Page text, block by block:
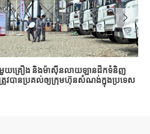
មួយ​គ្រឿង និង​ម៉ាស៊ីន​លាយ​ឡាន​ដឹក​ទំនិញ​
រូវ​បាន​ប្រគល់​ឲ្យ​ក្រុមហ៊ុន​សំណង់​ក្នុង​ប្រទេស​